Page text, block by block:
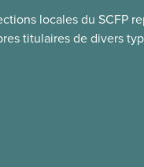
locales du SCFP
titulaires de divers